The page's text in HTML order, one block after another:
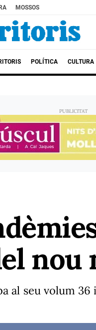
MOSSOS
POLÍTICA CULTURA
nou
al seu volum